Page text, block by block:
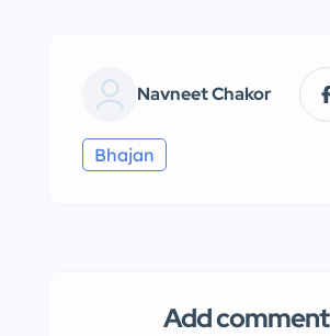
Navneet Chakor
Bhajan
Add comment